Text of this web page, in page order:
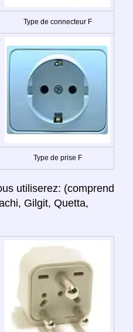
Type de connecteur F
Type de prise F
utiliserez: (comprend
Gilgit, Quetta,